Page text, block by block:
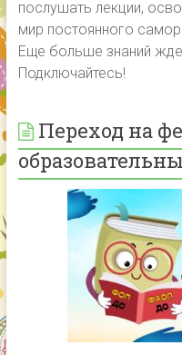
послушать лекции,
мир постоянного
Еще больше знаний
Подключайтесь!
Переход на